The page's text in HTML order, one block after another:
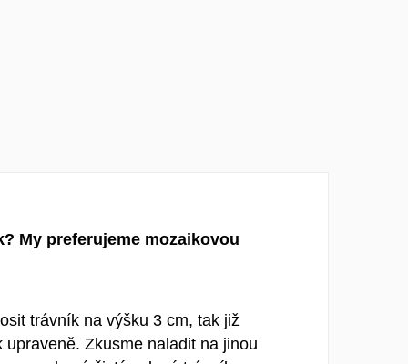
My preferujeme mozaikovou
trávník na výšku 3 cm, tak již
upraveně. Zkusme naladit na jinou